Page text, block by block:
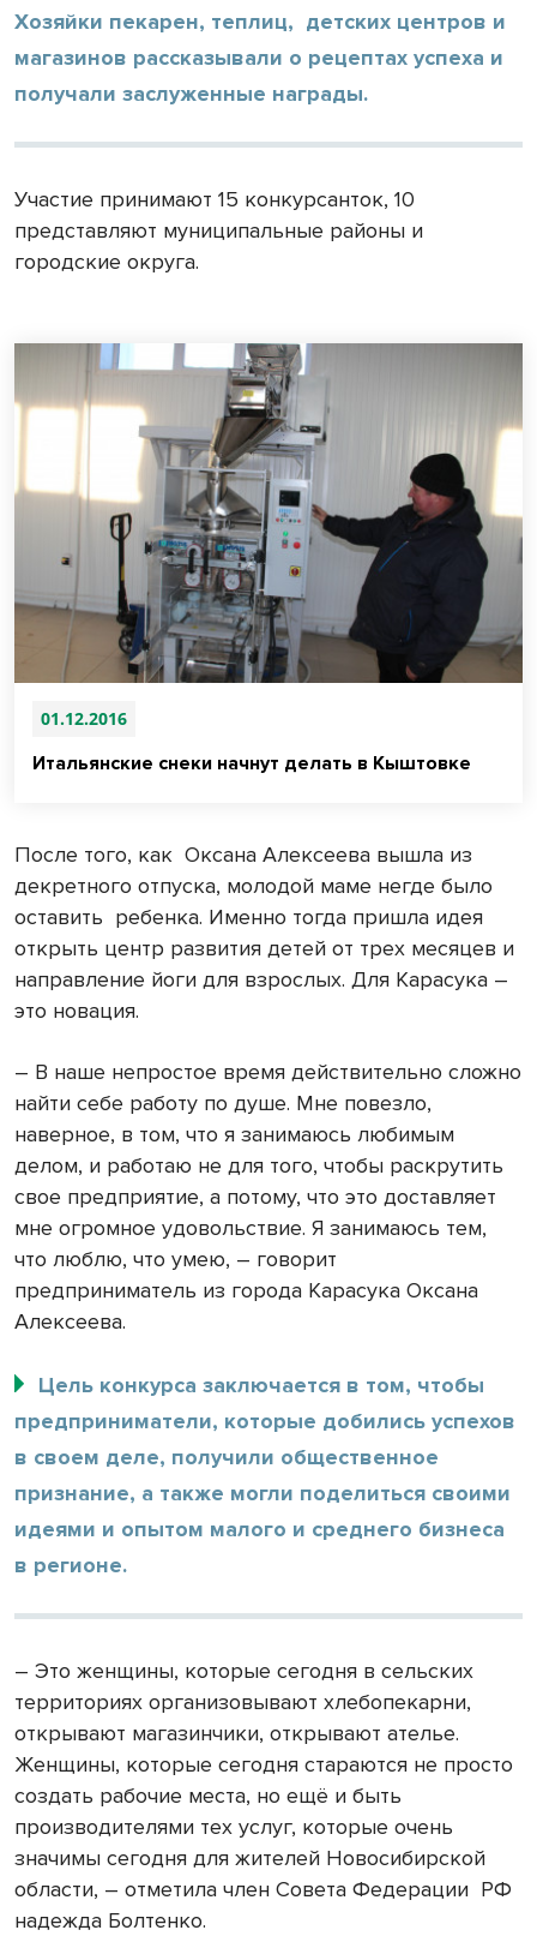
Хозяйки пекарен, теплиц, детских центров и
магазинов рассказывали о рецептах успеха и
получали заслуженные награды.
Участие принимают 15 конкурсанток, 10
представляют муниципальные районы и
городские округа.
01.12.2016
Итальянские снеки начнут делать в Кыштовке
После того, как Оксана Алексеева вышла из
декретного отпуска, молодой маме негде было
оставить ребенка. Именно тогда пришла идея
открыть центр развития детей от трех месяцев и
направление йоги для взрослых. Для Карасука –
это новация.
– В наше непростое время действительно сложно
найти себе работу по душе. Мне повезло,
наверное, в том, что я занимаюсь любимым
делом, и работаю не для того, чтобы раскрутить
свое предприятие, а потому, что это доставляет
мне огромное удовольствие. Я занимаюсь тем,
что люблю, что умею, – говорит
предприниматель из города Карасука Оксана
Алексеева.
Цель конкурса заключается в том, чтобы
предприниматели, которые добились успехов
в своем деле, получили общественное
признание, а также могли поделиться своими
идеями и опытом малого и среднего бизнеса
в регионе.
– Это женщины, которые сегодня в сельских
территориях организовывают хлебопекарни,
открывают магазинчики, открывают ателье.
Женщины, которые сегодня стараются не просто
создать рабочие места, но ещё и быть
производителями тех услуг, которые очень
значимы сегодня для жителей Новосибирской
области, – отметила член Совета Федерации РФ
надежда Болтенко.